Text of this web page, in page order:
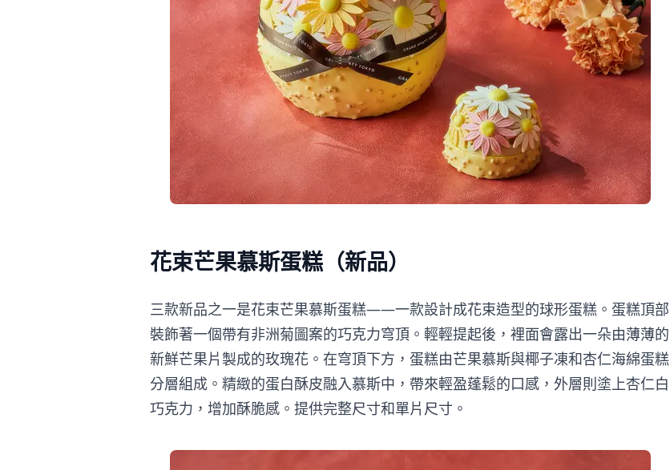
花束芒果慕斯蛋糕（新品）
三款新品之一是花束芒果慕斯蛋糕——一款設計成花束造型的球形蛋糕。蛋糕頂部
裝飾著一個帶有非洲菊圖案的巧克力穹頂。輕輕提起後，裡面會露出一朵由薄薄的
新鮮芒果片製成的玫瑰花。在穹頂下方，蛋糕由芒果慕斯與椰子凍和杏仁海綿蛋糕
分層組成。精緻的蛋白酥皮融入慕斯中，帶來輕盈蓬鬆的口感，外層則塗上杏仁白
巧克力，增加酥脆感。提供完整尺寸和單片尺寸。